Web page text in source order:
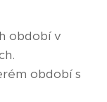
období v
období s